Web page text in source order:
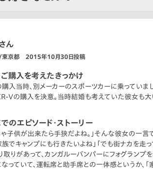
ん
京都 2015年10月30日投稿
購入を考えたきっかけ
入当時、別メーカーのスポーツカーに乗っていま
Vの購入を決意。当時結婚も考えていた彼女も大
のエピソード・ストーリー
ゃ子供が出来たら手狭だよね。」そんな彼女の一
族でキャンプにも行きたいよね」「でも街ナカを走
取りがあって、カンガルーバンパーにフォグラン
なっていて、運転席と助手席との一体感というか、